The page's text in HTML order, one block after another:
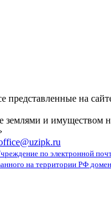
представленные на
и имуществом
по электронной
на территории РФ